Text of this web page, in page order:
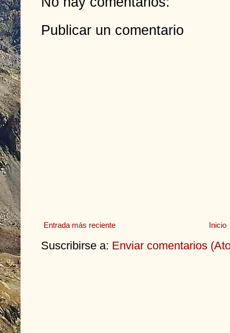
Publicar un comentario
Entrada más reciente Inicio
Suscribirse a: Enviar comentarios